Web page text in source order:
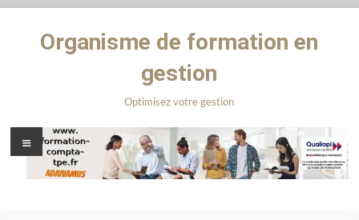
Organisme de formation en
gestion
Optimisez votre gestion